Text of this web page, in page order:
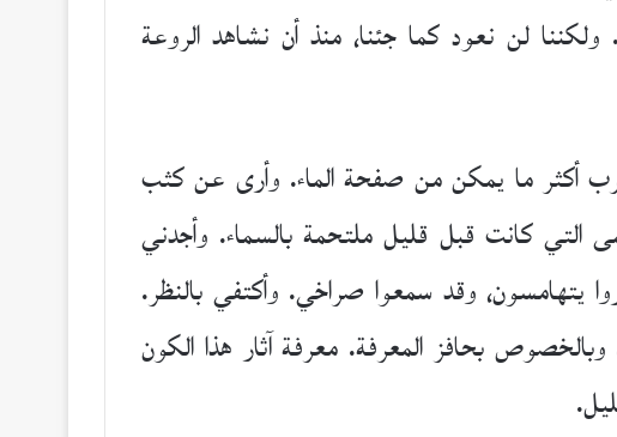
لن نعود كما جئنا، منذ أن نشاهد الروعة
أكثر ما يمكن من صفحة الماء. وأرى عن كثب
التي كانت قبل قليل ملتحمة بالسماء. وأجدني
يتهامسون، وقد سمعوا صراخي. وأكتفي بالنظر.
بحافز المعرفة. معرفة آثار هذا الكون